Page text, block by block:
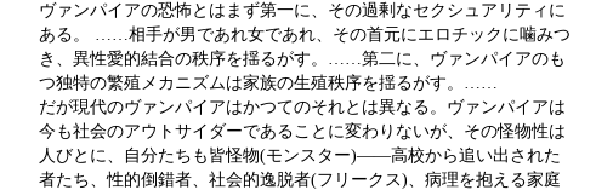
ヴァンパイアの恐怖とはまず第一に、その過剰なセクシュアリティに
ある。 ……相手が男であれ女であれ、その首元にエロチックに噛みつ
き、異性愛的結合の秩序を揺るがす。……第二に、ヴァンパイアのも
つ独特の繁殖メカニズムは家族の生殖秩序を揺るがす。……
だが現代のヴァンパイアはかつてのそれとは異なる。ヴァンパイアは
今も社会のアウトサイダーであることに変わりないが、その怪物性は
人びとに、自分たちも皆怪物(モンスター)――高校から追い出された
者たち、性的倒錯者、社会的逸脱者(フリークス)、病理を抱える家庭